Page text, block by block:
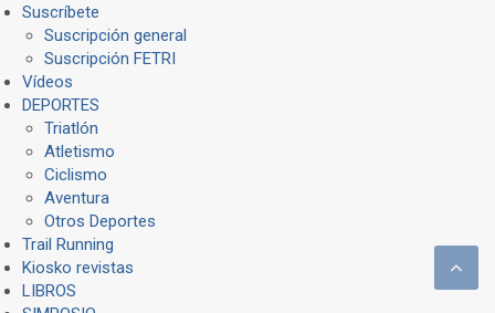
Suscríbete
Suscripción general
Suscripción FETRI
Vídeos
DEPORTES
Triatlón
Atletismo
Ciclismo
Aventura
Otros Deportes
Trail Running
Kiosko revistas
LIBROS